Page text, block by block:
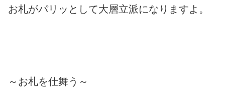
お札がパリッとして大層立派になりますよ。
～お札を仕舞う～